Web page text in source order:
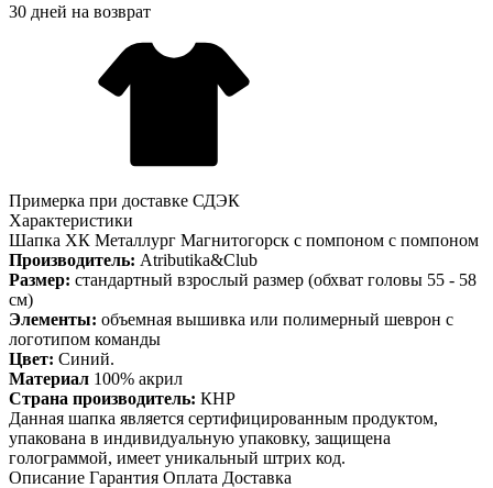
30 дней на возврат
Примерка при доставке СДЭК
Характеристики
Шапка ХК Металлург Магнитогорск с помпоном с помпоном
Производитель: Atributika&Club
Размер: стандартный взрослый размер (обхват головы 55 - 58
см)
Элементы: объемная вышивка или полимерный шеврон с
логотипом команды
Цвет: Синий.
Материал 100% акрил
Страна производитель: КНР
Данная шапка является сертифицированным продуктом,
упакована в индивидуальную упаковку, защищена
голограммой, имеет уникальный штрих код.
Описание Гарантия Оплата Доставка